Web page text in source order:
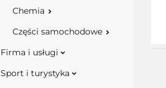
Chemia
Części samochodowe
Firma i usługi
Sport i turystyka